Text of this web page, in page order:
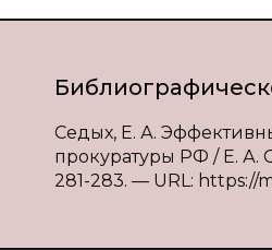
Седых, Е. А.
прокуратуры РФ / Е. А.
281-283. — URL: https://